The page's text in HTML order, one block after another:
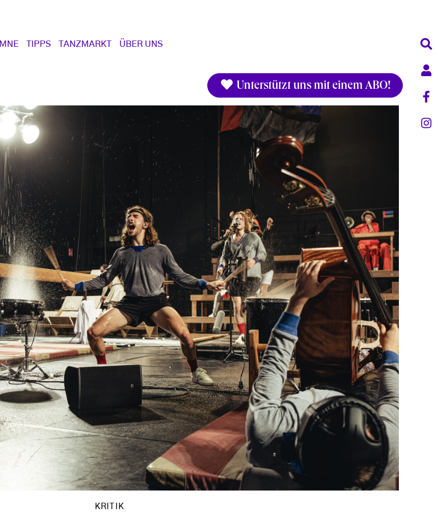
TIPPS TANZMARKT ÜBER UNS
Unterstützt uns mit einem ABO!
KRITIK